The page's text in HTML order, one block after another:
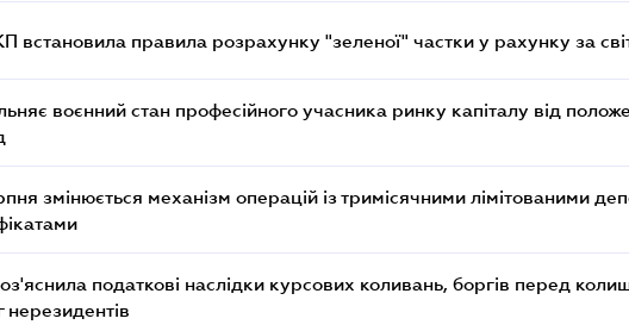
встановила правила розрахунку "зеленої" частки у рахунку за
воєнний стан професійного учасника ринку капіталу від
змінюється механізм операцій із тримісячними лімітованими
податкові наслідки курсових коливань, боргів перед
нерезидентів